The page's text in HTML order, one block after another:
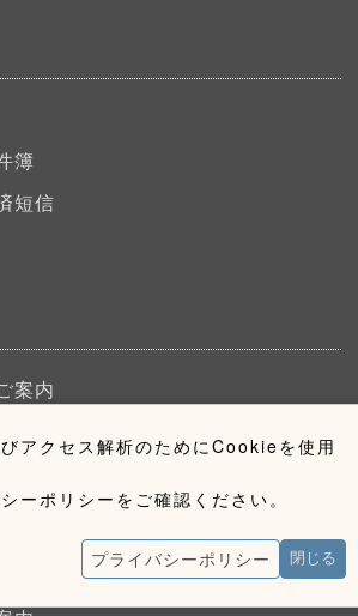
アクセス解析のためにCookieを使用
ーポリシーをご確認ください。
プライバシーポリシー 閉じる
簿
短信
案内